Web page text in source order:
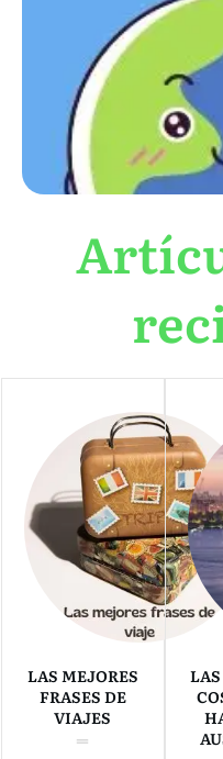
LAS MEJORES
FRASES DE
VIAJES